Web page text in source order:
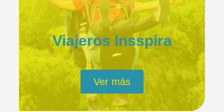
Viajeros Insspira
Ver más